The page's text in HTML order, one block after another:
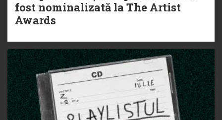
fost nominalizată la The Artist
Awards